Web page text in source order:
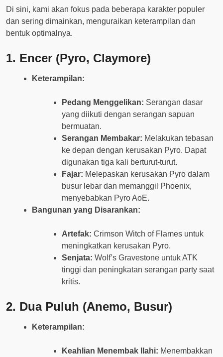
Di sini, kami akan fokus pada beberapa karakter populer
dan sering dimainkan, menguraikan keterampilan dan
bentuk optimalnya.
1. Encer (Pyro, Claymore)
Keterampilan:
Pedang Menggelikan: Serangan dasar
yang diikuti dengan serangan sapuan
bermuatan.
Serangan Membakar: Melakukan tebasan
ke depan dengan kerusakan Pyro. Dapat
digunakan tiga kali berturut-turut.
Fajar: Melepaskan kerusakan Pyro dalam
busur lebar dan memanggil Phoenix,
menyebabkan Pyro AoE.
Bangunan yang Disarankan:
Artefak: Crimson Witch of Flames untuk
meningkatkan kerusakan Pyro.
Senjata: Wolf’s Gravestone untuk ATK
tinggi dan peningkatan serangan party saat
kritis.
2. Dua Puluh (Anemo, Busur)
Keterampilan:
Keahlian Menembak Ilahi: Menembakkan